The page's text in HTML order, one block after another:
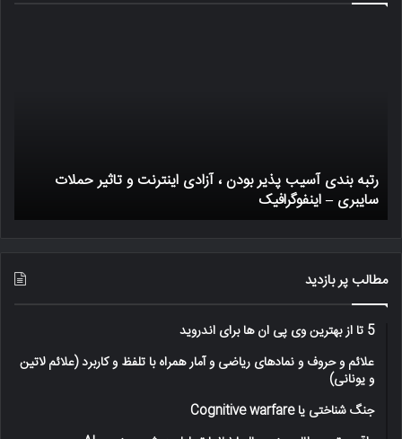
تاثیر
حملات
اینفوگرافیک
رتبه بندی آسیب پذیر بودن ، آزادی اینترنت و تاثیر حملات
سایبری – اینفوگرافیک
مطالب پر بازدید
5 تا از بهترین وی پی ان ها برای اندروید
علائم و حروف و نمادهای ریاضی و آمار همراه با تلفظ و کاربرد (علائم لاتین
و یونانی)
جنگ شناختی یا Cognitive warfare